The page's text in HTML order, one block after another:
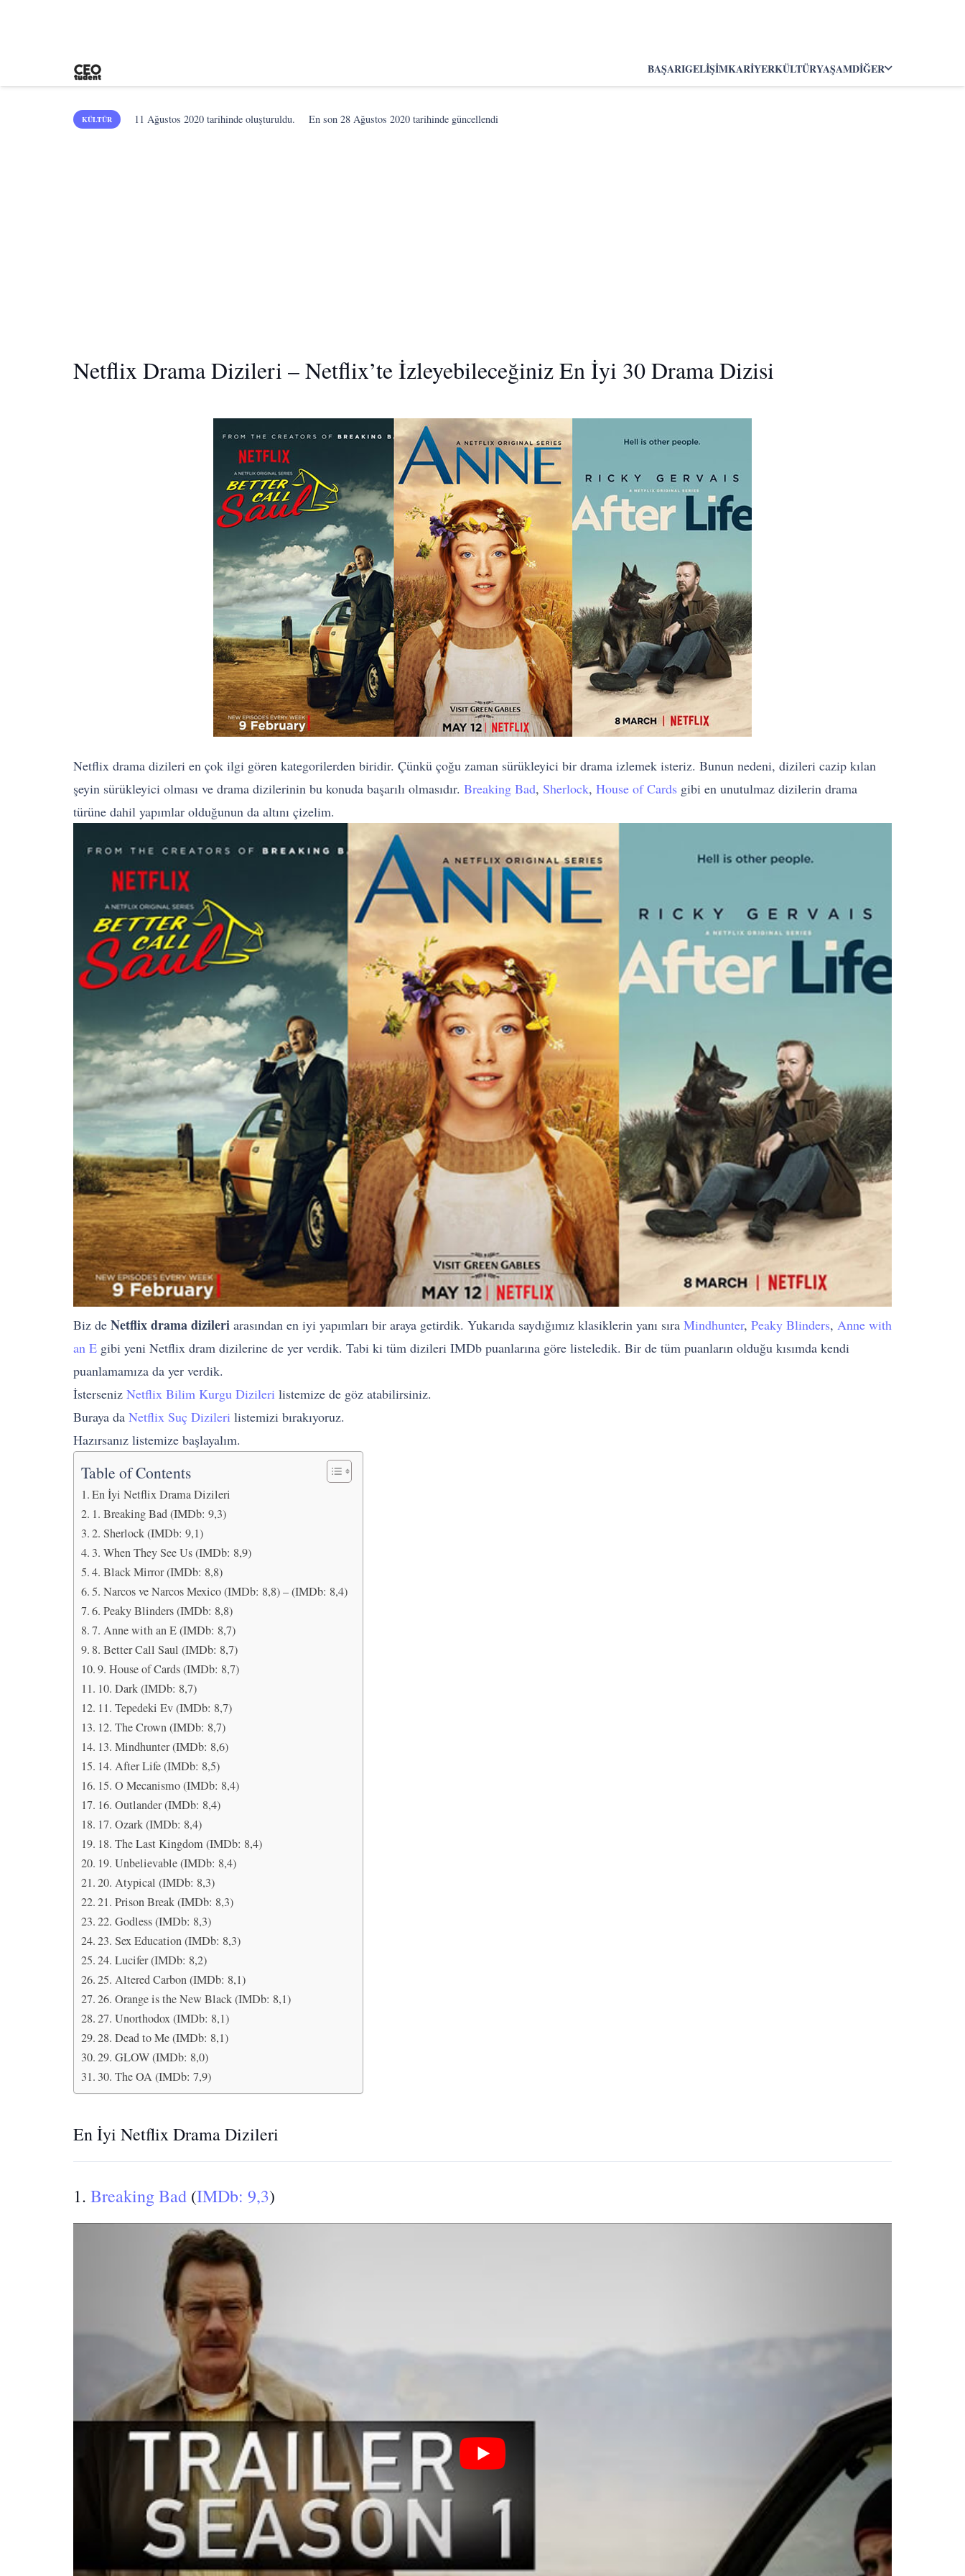
BAŞARIGELIŞIMKARIYERKÜLTÜRYAŞAMDIĞER
KÜLTÜR 11 Ağustos 2020 tarihinde oluşturuldu. En son28 Ağustos 2020 tarihinde güncellendi
Netflix Drama Dizileri – Netflix’te İzleyebileceğiniz En İyi 30 Drama Dizisi
Netflix drama dizileri en çok ilgi gören kategorilerden biridir. Çünkü çoğu zaman sürükleyici bir drama izlemek isteriz. Bunun nedeni, dizileri cazip kılan
şeyin sürükleyici olması ve drama dizilerinin bu konuda başarılı olmasıdır. Breaking Bad, Sherlock, House of Cards gibi en unutulmaz dizilerin drama
türüne dahil yapımlar olduğunun da altını çizelim.
Biz de Netflix drama dizileri arasından en iyi yapımları bir araya getirdik. Yukarıda saydığımız klasiklerin yanı sıra Mindhunter, Peaky Blinders, Anne with
an E gibi yeni Netflix dram dizilerine de yer verdik. Tabi ki tüm dizileri IMDb puanlarına göre listeledik. Bir de tüm puanların olduğu kısımda kendi
puanlamamıza da yer verdik.
İsterseniz Netflix Bilim Kurgu Dizileri listemize de göz atabilirsiniz.
Buraya da Netflix Suç Dizileri listemizi bırakıyoruz.
Hazırsanız listemize başlayalım.
Table of Contents
En İyi Netflix Drama Dizileri
1. Breaking Bad (IMDb: 9,3)
2. Sherlock (IMDb: 9,1)
3. When They See Us (IMDb: 8,9)
4. Black Mirror (IMDb: 8,8)
5. Narcos ve Narcos Mexico (IMDb: 8,8) – (IMDb: 8,4)
6. Peaky Blinders (IMDb: 8,8)
7. Anne with an E (IMDb: 8,7)
8. Better Call Saul (IMDb: 8,7)
9. House of Cards (IMDb: 8,7)
10. Dark (IMDb: 8,7)
11. Tepedeki Ev (IMDb: 8,7)
12. The Crown (IMDb: 8,7)
13. Mindhunter (IMDb: 8,6)
14. After Life (IMDb: 8,5)
15. O Mecanismo (IMDb: 8,4)
16. Outlander (IMDb: 8,4)
17. Ozark (IMDb: 8,4)
18. The Last Kingdom (IMDb: 8,4)
19. Unbelievable (IMDb: 8,4)
20. Atypical (IMDb: 8,3)
21. Prison Break (IMDb: 8,3)
22. Godless (IMDb: 8,3)
23. Sex Education (IMDb: 8,3)
24. Lucifer (IMDb: 8,2)
25. Altered Carbon (IMDb: 8,1)
26. Orange is the New Black (IMDb: 8,1)
27. Unorthodox (IMDb: 8,1)
28. Dead to Me (IMDb: 8,1)
29. GLOW (IMDb: 8,0)
30. The OA (IMDb: 7,9)
En İyi Netflix Drama Dizileri
1. Breaking Bad (IMDb: 9,3)